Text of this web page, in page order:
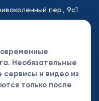
пер., 9с1
Контакты
Необязательные
сервисы и видео из
только после